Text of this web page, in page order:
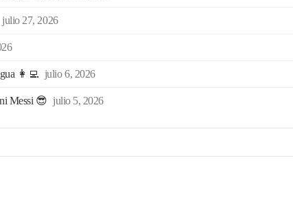
julio 27, 2026
👩‍💻 julio 6, 2026
Messi 😎 julio 5, 2026